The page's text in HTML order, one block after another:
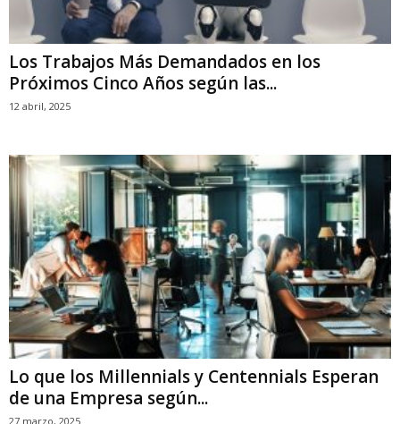
Los Trabajos Más Demandados en los
Próximos Cinco Años según las...
12 abril, 2025
Lo que los Millennials y Centennials Esperan
de una Empresa según...
27 marzo, 2025